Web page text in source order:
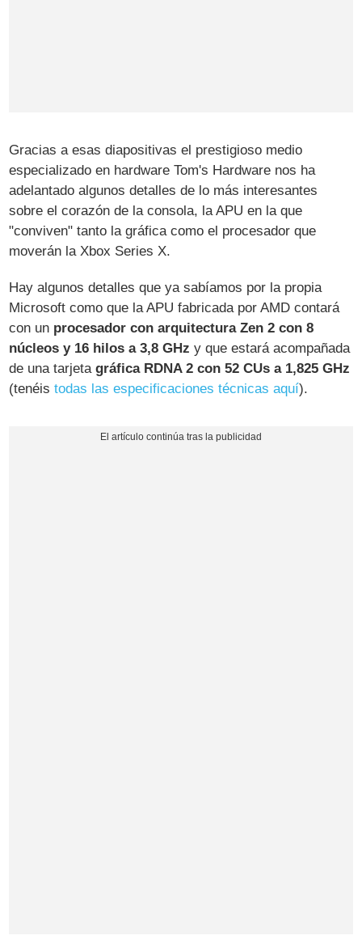
Gracias a esas diapositivas el prestigioso medio
especializado en hardware Tom's Hardware nos ha
adelantado algunos detalles de lo más interesantes
sobre el corazón de la consola, la APU en la que
"conviven" tanto la gráfica como el procesador que
moverán la Xbox Series X.
Hay algunos detalles que ya sabíamos por la propia
Microsoft como que la APU fabricada por AMD contará
con un procesador con arquitectura Zen 2 con 8
núcleos y 16 hilos a 3,8 GHz y que estará acompañada
de una tarjetagráfica RDNA 2 con 52 CUs a 1,825 GHz
(tenéistodas las especificaciones técnicas aquí).